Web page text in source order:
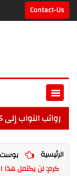
Contact-Us
رواتب النواب إلى 5 آلاف دولار شهرياً... فكيف أقرّت الزيادة؟
الرئيسية
بوست
كرم: لن يكتمل هذا